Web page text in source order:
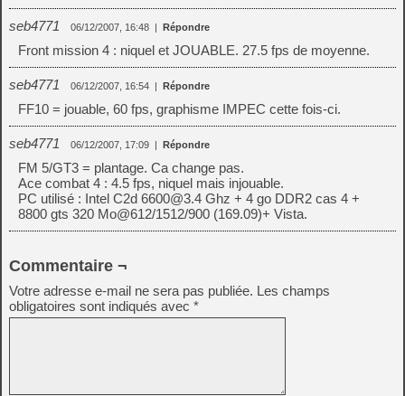
seb4771 06/12/2007, 16:48 | Répondre
Front mission 4 : niquel et JOUABLE. 27.5 fps de moyenne.
seb4771 06/12/2007, 16:54 | Répondre
FF10 = jouable, 60 fps, graphisme IMPEC cette fois-ci.
seb4771 06/12/2007, 17:09 | Répondre
FM 5/GT3 = plantage. Ca change pas.
Ace combat 4 : 4.5 fps, niquel mais injouable.
PC utilisé : Intel C2d 6600@3.4 Ghz + 4 go DDR2 cas 4 +
8800 gts 320 Mo@612/1512/900 (169.09)+ Vista.
Commentaire ¬
Votre adresse e-mail ne sera pas publiée. Les champs
obligatoires sont indiqués avec *